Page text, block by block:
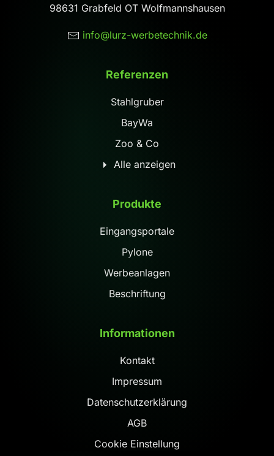
98631 Grabfeld OT Wolfmannshausen
info@lurz-werbetechnik.de
Referenzen
Stahlgruber
BayWa
Zoo & Co
Alle anzeigen
Produkte
Eingangsportale
Pylone
Werbeanlagen
Beschriftung
Informationen
Kontakt
Impressum
Datenschutzerklärung
AGB
Cookie Einstellung